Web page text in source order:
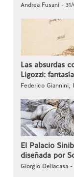
Andrea Fusani -
Las absurdas
Ligozzi:
Federico Giannini,
El Palacio
diseñada por
Giorgio Dellacasa